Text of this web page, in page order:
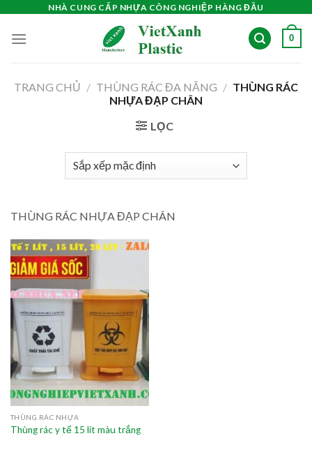
content
NHÀ CUNG CẤP NHỰA CÔNG NGHIỆP HÀNG ĐẦU
0
TRANG CHỦ / THÙNG RÁC ĐA NĂNG / THÙNG RÁC
NHỰA ĐẠP CHÂN
LỌC
THÙNG RÁC NHỰA ĐẠP CHÂN
THÙNG RÁC NHỰA
Thùng rác y tế 15 lít màu trắng